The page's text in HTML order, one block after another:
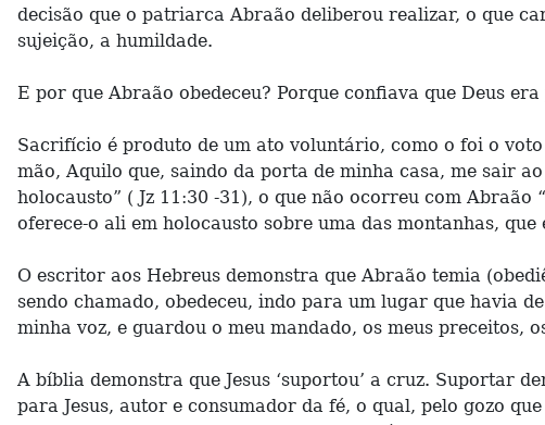
decisão que o patriarca Abraão deliberou realizar, o que
sujeição, a humildade.
E por que Abraão obedeceu? Porque confiava que Deus
Sacrifício é produto de um ato voluntário, como o foi o voto
mão, Aquilo que, saindo da porta de minha casa, me sair
holocausto” ( Jz 11:30 -31), o que não ocorreu com
oferece-o ali em holocausto sobre uma das montanhas, que
O escritor aos Hebreus demonstra que Abraão temia
sendo chamado, obedeceu, indo para um lugar que havia
minha voz, e guardou o meu mandado, os meus preceitos,
A bíblia demonstra que Jesus ‘suportou’ a cruz. Suportar
para Jesus, autor e consumador da fé, o qual, pelo gozo